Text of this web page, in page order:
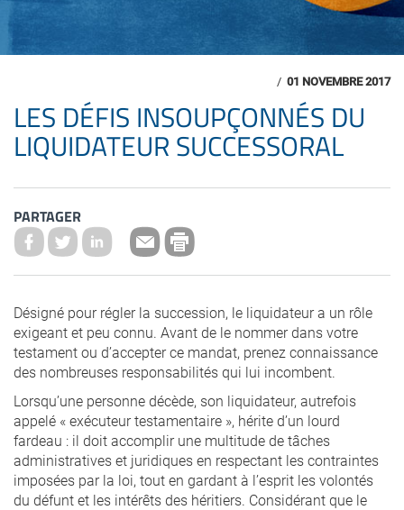
/ 01 NOVEMBRE 2017
LES DÉFIS INSOUPÇONNÉS DU
LIQUIDATEUR SUCCESSORAL
PARTAGER
Désigné pour régler la succession, le liquidateur a un rôle
exigeant et peu connu. Avant de le nommer dans votre
testament ou d’accepter ce mandat, prenez connaissance
des nombreuses responsabilités qui lui incombent.
Lorsqu’une personne décède, son liquidateur, autrefois
appelé « exécuteur testamentaire », hérite d’un lourd
fardeau : il doit accomplir une multitude de tâches
administratives et juridiques en respectant les contraintes
imposées par la loi, tout en gardant à l’esprit les volontés
du défunt et les intérêts des héritiers. Considérant que le